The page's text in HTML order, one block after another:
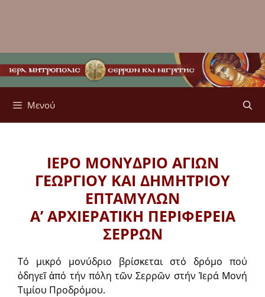
Μενού
ΙΕΡΟ ΜΟΝΥΔΡΙΟ ΑΓΙΩΝ
ΓΕΩΡΓΙΟΥ ΚΑΙ ΔΗΜΗΤΡΙΟΥ
ΕΠΤΑΜΥΛΩΝ
Α’ ΑΡΧΙΕΡΑΤΙΚΗ ΠΕΡΙΦΕΡΕΙΑ
ΣΕΡΡΩΝ
Τό μικρό μονύδριο βρίσκεται στό δρόμο πού
ὁδηγεῖ ἀπό τήν πόλη τῶν Σερρῶν στήν Ἱερά Μονή
Τιμίου Προδρόμου.